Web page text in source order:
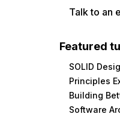
Talk to an
Featured
SOLID
Principles
Building
Software